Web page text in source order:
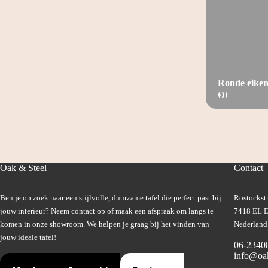
€0
Ronde
Oak & Steel
Ben je op zoek naar een stijlvolle, duurzame tafel die perfect past bij
jouw interieur? Neem contact op of maak een afspraak om langs te
komen in onze showroom. We helpen je graag bij het vinden van
jouw ideale tafel!
Contact
7418 EL
Nederland
06-